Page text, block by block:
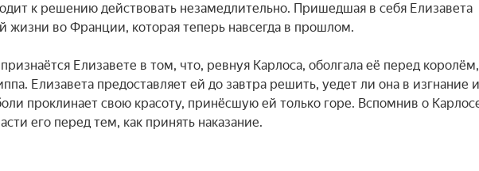
к решению действовать незамедлительно. Пришедшая в себя Елизавета
жизни во Франции, которая теперь навсегда в прошлом.
Елизавете в том, что, ревнуя Карлоса, оболгала её перед
Елизавета предоставляет ей до завтра решить, уедет ли она в изгнание
проклинает свою красоту, принёсшую ей только горе. Вспомнив о
его перед тем, как принять наказание.